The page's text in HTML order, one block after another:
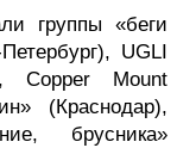
группы «беги
UGLI
Copper Mount
(Краснодар),
брусника»